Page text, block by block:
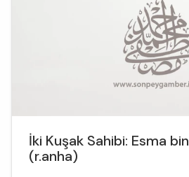
İki Kuşak Sahibi: Esma
(r.anha)